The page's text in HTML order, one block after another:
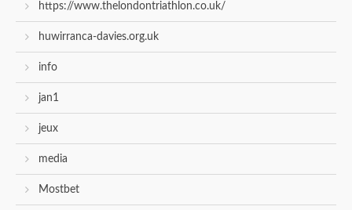
https://www.thelondontriathlon.co.uk/
huwirranca-davies.org.uk
info
jan1
jeux
media
Mostbet